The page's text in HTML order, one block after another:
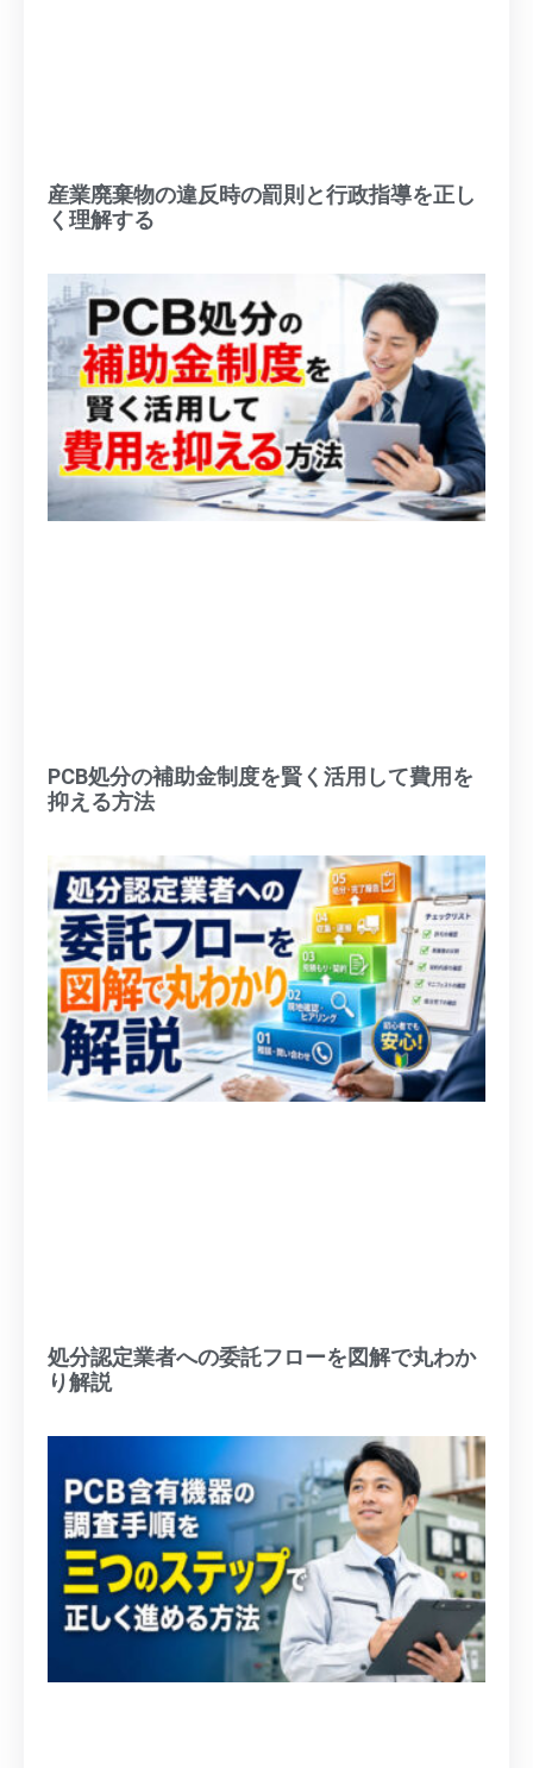
産業廃棄物の違反時の罰則と行政指導を正し
く理解する
PCB処分の補助金制度を賢く活用して費用を
抑える方法
処分認定業者への委託フローを図解で丸わか
り解説